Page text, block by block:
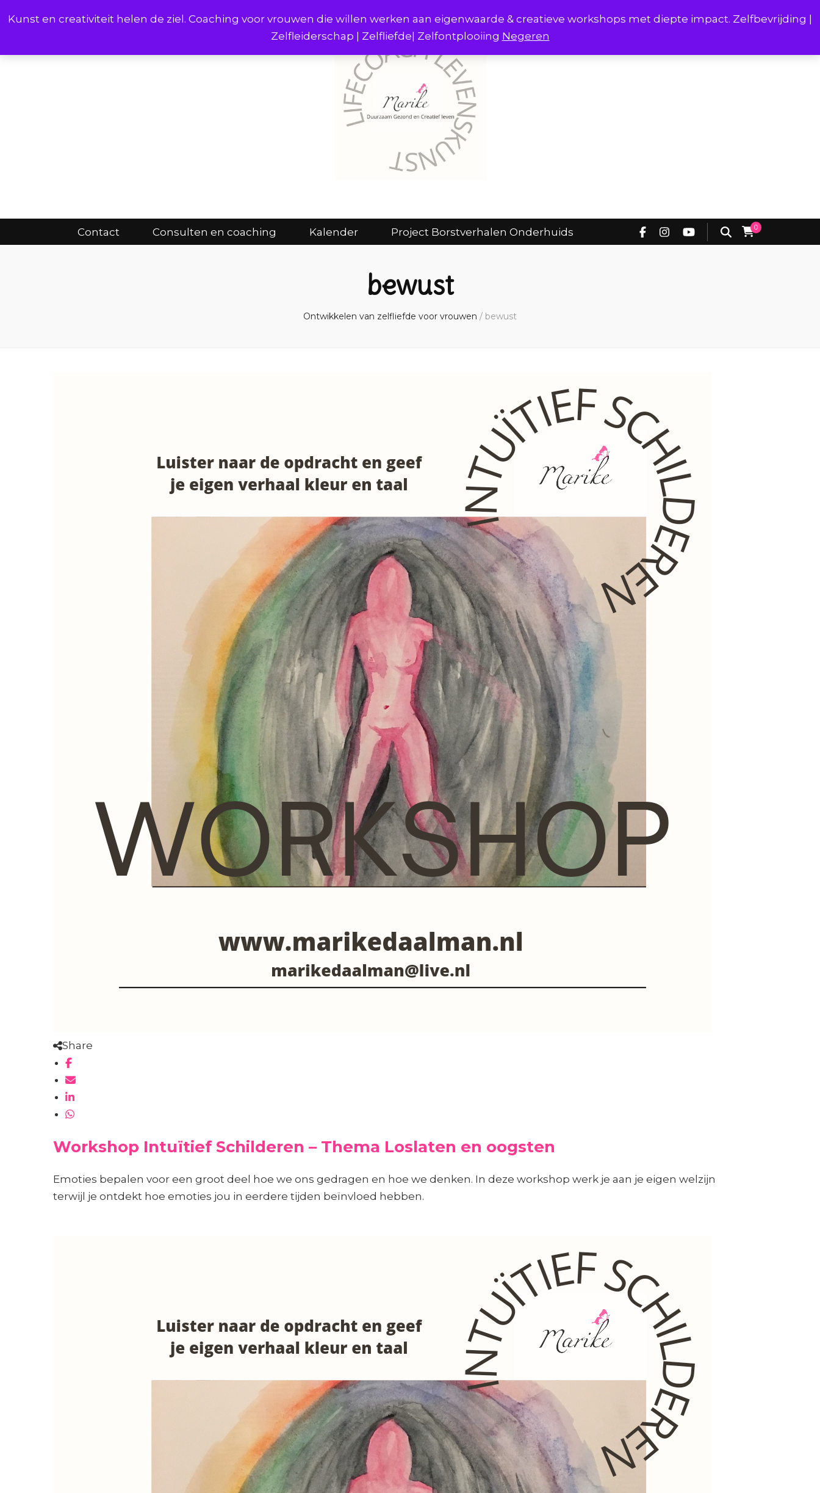
Kunst en creativiteit helen de ziel. Coaching voor vrouwen die willen werken aan eigenwaarde & creatieve workshops met diepte impact. Zelfbevrijding |
Zelfleiderschap | Zelfliefde| Zelfontplooiing Negeren
Contact Consulten en coaching Kalender Project Borstverhalen Onderhuids 0
Contact Consulten en coaching Kalender Project Borstverhalen Onderhuids
bewust
Ontwikkelen van zelfliefde voor vrouwen / bewust
Share
Workshop Intuïtief Schilderen – Thema Loslaten en oogsten
Emoties bepalen voor een groot deel hoe we ons gedragen en hoe we denken. In deze workshop werk je aan je eigen welzijn
terwijl je ontdekt hoe emoties jou in eerdere tijden beïnvloed hebben.